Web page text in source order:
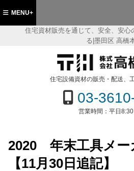
住宅資材販売を通じて、安全、安心
る|墨田区 高橋
墨田区 住宅資材販売の(株)高橋本社
住宅設備資材の販売・配送、
03-
営業時間： 平日
MENU+
2020 年末工具メ
【11月30日追記】